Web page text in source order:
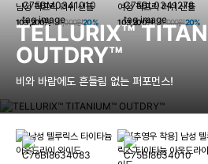
남성 픽프릭 러쉬 샌들
103,200원129,000원20%
여성 픽프릭 러쉬 샌들
103,200원129,000원20%
TELLURIX™
OUTDRY™
비와 바람에도 흔들림 없는 퍼포먼스!